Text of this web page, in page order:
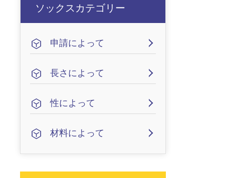
Deutsch
トゥソックス ソックスカテゴリー
ユニセックスソックス ソックスカテゴリー
Read More
アクリルファイバーソ
ソックスカテゴリー
クォーターソックス ミッドクルーソックス
ソックスカテゴリー
申請によって
長さによって
性によって
材料によって